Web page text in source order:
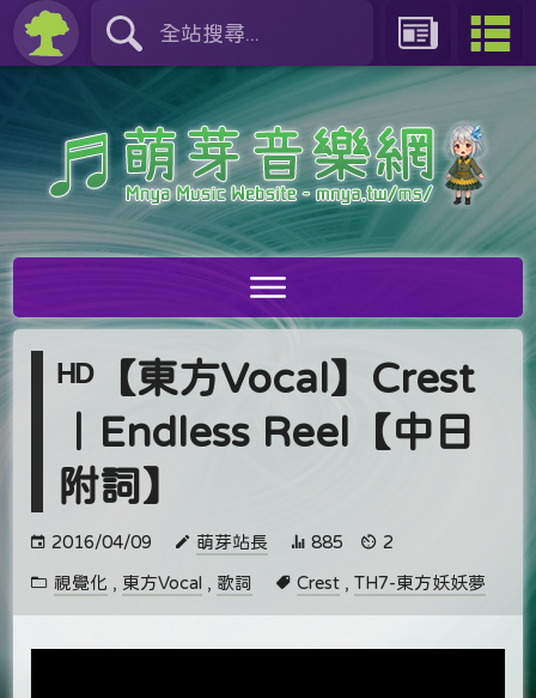
ᴴᴰ【東方Vocal】Crest
｜Endless Reel【中日
附詞】
2016/04/09 萌芽站長 885 2
視覺化 , 東方Vocal , 歌詞 Crest ,TH7-東方妖妖夢